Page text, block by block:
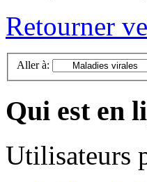
Retourner
Aller à:
Qui est en
Utilisateurs